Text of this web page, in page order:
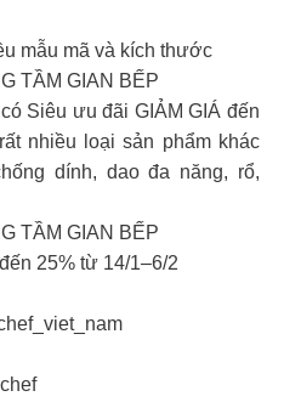
mẫu mã và kích thước
TẦM GIAN BẾP
Siêu ưu đãi GIẢM GIÁ đến
nhiều loại sản phẩm khác
dính, dao đa năng, rổ,
TẦM GIAN BẾP
25% từ 14/1–6/2